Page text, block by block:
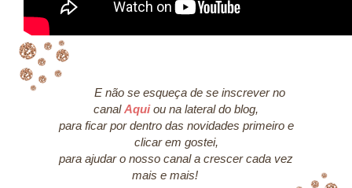
E não se esqueça de se inscrever no
canalAquiou na lateral do blog,
para ficar por dentro das novidades primeiro e
clicar em gostei,
para ajudar o nosso canal a crescer cada vez
mais e mais!